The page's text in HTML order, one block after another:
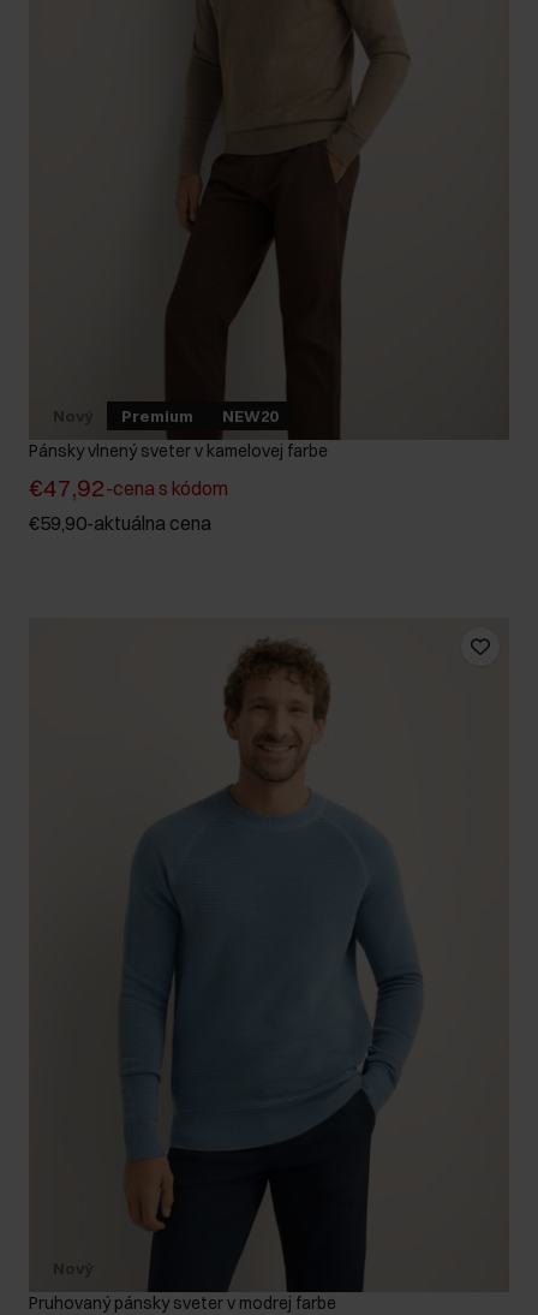
Nový Premium NEW20
Pánsky vlnený sveter v kamelovej farbe
€47,92-cena s kódom
€59,90-aktuálna cena
Pruhovaný pánsky sveter v modrej farbe